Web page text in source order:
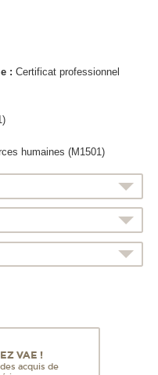
: Certificat professionnel
humaines (M1501)
VAE !
acquis de